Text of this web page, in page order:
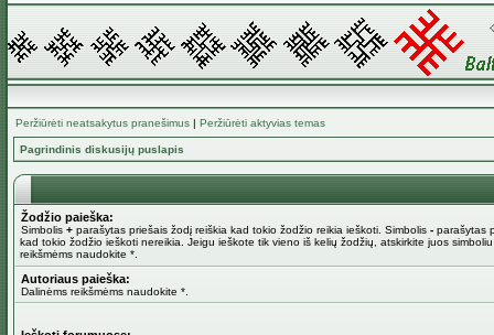
Peržiūrėti neatsakytus pranešimus | Peržiūrėti aktyvias temas
Pagrindinis diskusijų puslapis
Žodžio paieška:
Simbolis + parašytas priešais žodį reiškia kad tokio žodžio reikia ieškoti. Simbolis - parašytas
kad tokio žodžio ieškoti nereikia. Jeigu ieškote tik vieno iš kelių žodžių, atskirkite juos
reikšmėms naudokite *.
Autoriaus paieška:
Dalinėms reikšmėms naudokite *.